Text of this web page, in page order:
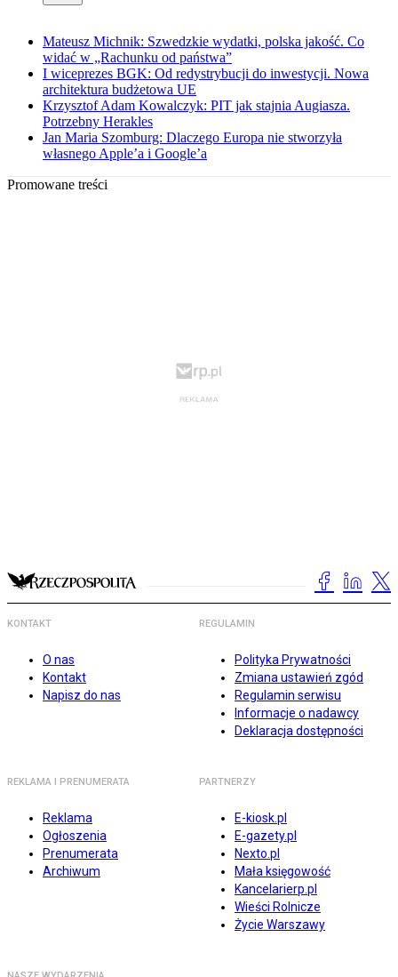
Mateusz Michnik: Szwedzkie wydatki, polska jakość. Co
widać w „Rachunku od państwa”
I wiceprezes BGK: Od redystrybucji do inwestycji. Nowa
architektura budżetowa UE
Krzysztof Adam Kowalczyk: PIT jak stajnia Augiasza.
Potrzebny Herakles
Jan Maria Szomburg: Dlaczego Europa nie stworzyła
własnego Apple’a i Google’a
Promowane treści
KONTAKT
O nas
Kontakt
Napisz do nas
REGULAMIN
Polityka Prywatności
Zmiana ustawień zgód
Regulamin serwisu
Informacje o nadawcy
Deklaracja dostępności
REKLAMA I PRENUMERATA
Reklama
Ogłoszenia
Prenumerata
Archiwum
PARTNERZY
E-kiosk.pl
E-gazety.pl
Nexto.pl
Mała księgowość
Kancelarierp.pl
Wieści Rolnicze
Życie Warszawy